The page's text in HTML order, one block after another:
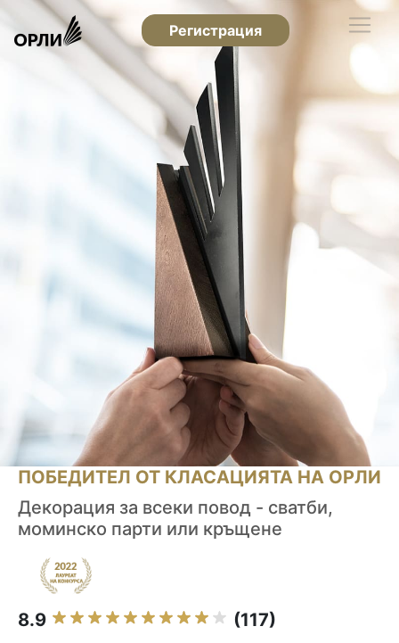
Регистрация
ПОБЕДИТЕЛ ОТ КЛАСАЦИЯТА НА ОРЛИ
Декорация за всеки повод - сватби,
моминско парти или кръщене
8.9 (117)